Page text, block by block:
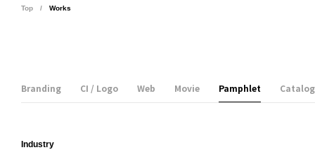
Top Works
Branding CI / Logo Web Movie Pamphlet Catalog
Industry